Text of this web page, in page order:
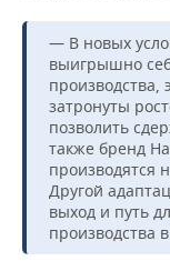
— В новых
выигрышно
производства,
затронуты
позволить
также бренд
производятся
Другой
выход и путь
производства